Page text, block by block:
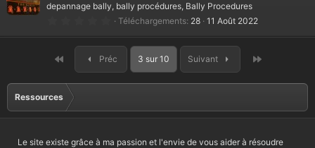
i
(
s
)
depannage bally, bally procédures, Bally Procedures
0
0
0
é
t
o
i
(
Téléchargements 28 11 Août 2022
Premier Préc 3 sur 10 Suivant Dernier
Ressources
Le site existe grâce à ma passion et l'envie de vous aider à résoudre